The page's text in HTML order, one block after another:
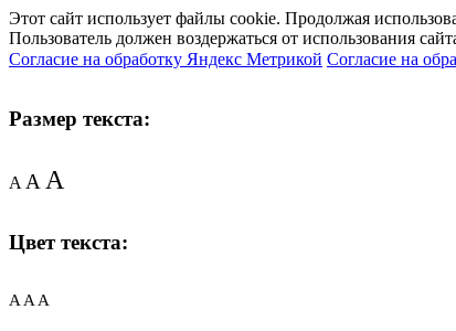
Этот сайт использует файлы cookie. Продолжая
Пользователь должен воздержаться от использования
Согласие на обработку Яндекс Метрикой Согласие на
Размер текста:
AAA
Цвет текста:
A A A